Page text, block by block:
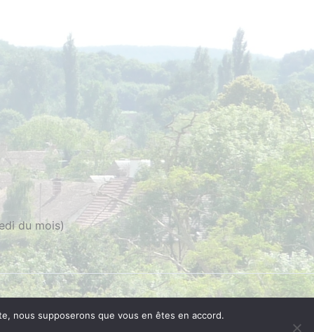
du mois)
nous supposerons que vous en êtes en accord.